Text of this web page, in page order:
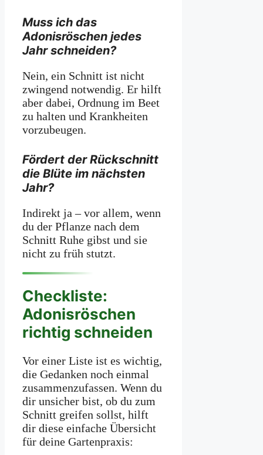
Muss ich das
Adonisröschen jedes
Jahr schneiden?
Nein, ein Schnitt ist nicht
zwingend notwendig. Er hilft
aber dabei, Ordnung im Beet
zu halten und Krankheiten
vorzubeugen.
Fördert der Rückschnitt
die Blüte im nächsten
Jahr?
Indirekt ja – vor allem, wenn
du der Pflanze nach dem
Schnitt Ruhe gibst und sie
nicht zu früh stutzt.
Checkliste:
Adonisröschen
richtig schneiden
Vor einer Liste ist es wichtig,
die Gedanken noch einmal
zusammenzufassen. Wenn du
dir unsicher bist, ob du zum
Schnitt greifen sollst, hilft
dir diese einfache Übersicht
für deine Gartenpraxis: